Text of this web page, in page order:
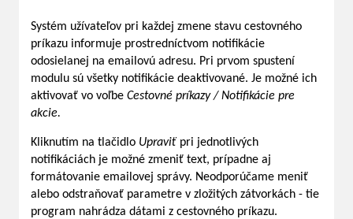
Systém užívateľov pri každej zmene stavu cestovného
príkazu informuje prostredníctvom notifikácie
odosielanej na emailovú adresu. Pri prvom spustení
modulu sú všetky notifikácie deaktivované. Je možné ich
aktivovať vo voľbe Cestovné príkazy / Notifikácie pre
akcie.
Kliknutím na tlačidlo Upraviť pri jednotlivých
notifikáciách je možné zmeniť text, prípadne aj
formátovanie emailovej správy. Neodporúčame meniť
alebo odstraňovať parametre v zložitých zátvorkách - tie
program nahrádza dátami z cestovného príkazu.